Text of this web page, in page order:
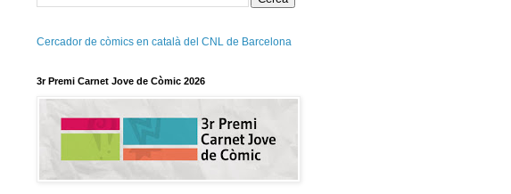
Cercador de còmics en català del CNL de Barcelona
3r Premi Carnet Jove de Còmic 2026